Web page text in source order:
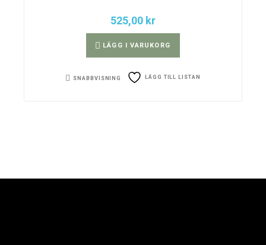
525,00 kr
LÄGG I VARUKORG
SNABBVISNING LÄGG TILL LISTAN